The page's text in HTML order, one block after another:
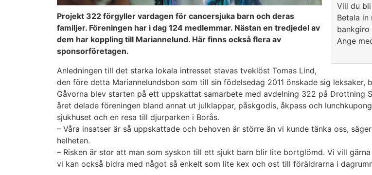
Vill du
Betala
bankgiro
Ange
Projekt 322 förgyller vardagen för cancersjuka barn och deras
familjer. Föreningen har i dag 124 medlemmar. Nästan en tredjedel av
dem har koppling till Mariannelund. Här finns också flera av
sponsorföretagen.
Anledningen till det starka lokala intresset stavas tveklöst Tomas Lind,
den före detta Mariannelundsbon som till sin födelsedag 2011 önskade sig
Gåvorna blev starten på ett uppskattat samarbete med avdelning 322 på Drottning
året delade föreningen bland annat ut julklappar, påskgodis, åkpass och
sjukhuset och en resa till djurparken i Borås.
– Våra insatser är så uppskattade och behoven är större än vi kunde tänka oss,
helheten.
– Risken är stor att man som syskon till ett sjukt barn blir lite bortglömd. Vi vill
vi kan också bidra med något så enkelt som lite kex och ost till föräldrarna i